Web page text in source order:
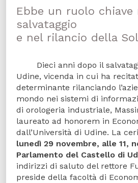
Ebbe un ruolo chiave
salvataggio
e nel rilancio della
Dieci anni dopo il
Udine, vicenda in cui ha
determinante rilanciando
mondo nei sistemi di
di orologeria industriale,
laureato ad honorem in
dall’Università di Udine. La
lunedì 29 novembre, alle 11,
Parlamento del Castello di
indirizzi di saluto del rettore
preside della facoltà di